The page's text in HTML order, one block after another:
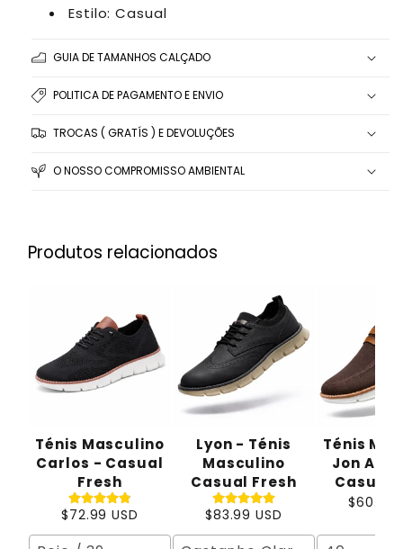
Estilo: Casual
GUIA DE TAMANHOS CALÇADO
POLITICA DE PAGAMENTO E ENVIO
TROCAS ( GRATÍS ) E DEVOLUÇÕES
O NOSSO COMPROMISSO AMBIENTAL
Produtos relacionados
Ténis Masculino
Carlos - Casual
Fresh
$72.99 USD
Lyon - Ténis
Masculino
Casual Fresh
$83.99 USD
Ténis
Jon
Casual
$60.99